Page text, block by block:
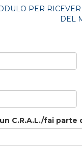
PER
DEL
C.R.A.L./fai